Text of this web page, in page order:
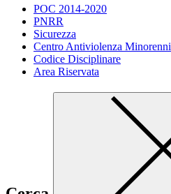
POC 2014-2020
PNRR
Sicurezza
Centro Antiviolenza Minorenni
Codice Disciplinare
Area Riservata